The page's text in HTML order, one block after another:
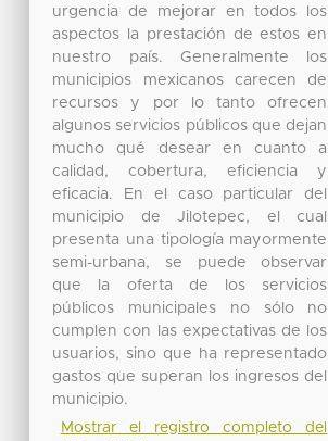
urgencia de mejorar en todos los
aspectos la prestación de estos en
nuestro país. Generalmente los
municipios mexicanos carecen de
recursos y por lo tanto ofrecen
algunos servicios públicos que dejan
mucho qué desear en cuanto a
calidad, cobertura, eficiencia y
eficacia. En el caso particular del
municipio de Jilotepec, el cual
presenta una tipología mayormente
semi-urbana, se puede observar
que la oferta de los servicios
públicos municipales no sólo no
cumplen con las expectativas de los
usuarios, sino que ha representado
gastos que superan los ingresos del
municipio.
Mostrar el registro completo del